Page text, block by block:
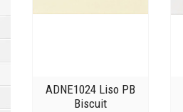
ADNE1024 Liso PB
Biscuit